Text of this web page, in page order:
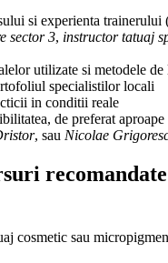
si experienta trainerului
sector 3, instructor tatuaj
utilizate si metodele de
specialistilor locali
in conditii reale
de preferat
, sau Nicolae
cosmetic sau